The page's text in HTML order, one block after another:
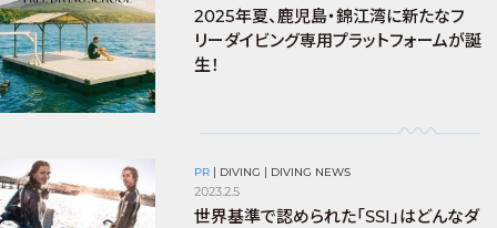
2025年夏、鹿児島・錦江湾に新たなフ
リーダイビング専用プラットフォームが誕
生！
PR | DIVING | DIVING NEWS
2023.2.5
世界基準で認められた「SSI」はどんなダ